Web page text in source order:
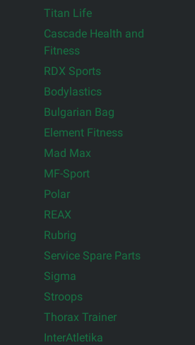
Titan Life
Cascade Health and
Fitness
RDX Sports
Bodylastics
Bulgarian Bag
Element Fitness
Mad Max
MF-Sport
Polar
REAX
Rubrig
Service Spare Parts
Sigma
Stroops
Thorax Trainer
InterAtletika